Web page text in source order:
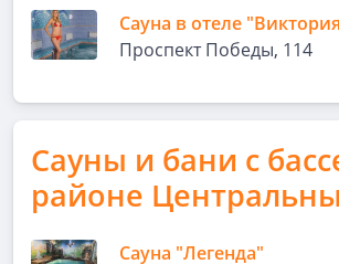
Сауна в отеле
Проспект Победы, 114
Сауны и бани с
районе
Сауна "Легенда"